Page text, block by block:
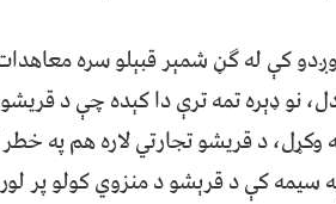
کې له ګڼ شمېر قبېلو سره
نو ډېره تمه ترې دا کېده چې د
وکړل، د قریشو تجارتي لاره هم په
کې د قرېشو د منزوي کولو پر لور